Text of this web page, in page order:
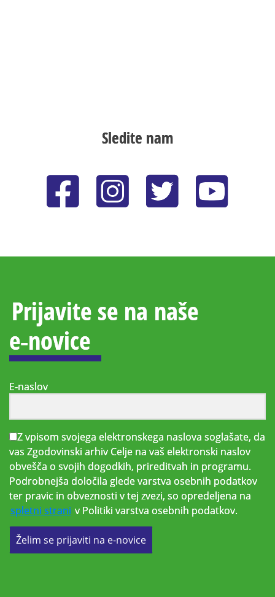
Sledite nam
Prijavite se na naše
e‑novice
E-naslov
Z vpisom svojega elektronskega naslova soglašate, da
vas Zgodovinski arhiv Celje na vaš elektronski naslov
obvešča o svojih dogodkih, prireditvah in programu.
Podrobnejša določila glede varstva osebnih podatkov
ter pravic in obveznosti v tej zvezi, so opredeljena na
spletni strani v Politiki varstva osebnih podatkov.
Želim se prijaviti na e-novice